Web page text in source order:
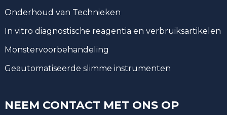
Onderhoud van Technieken
In vitro diagnostische reagentia en verbruiksartikelen
Monstervoorbehandeling
Geautomatiseerde slimme instrumenten
NEEM CONTACT MET ONS OP